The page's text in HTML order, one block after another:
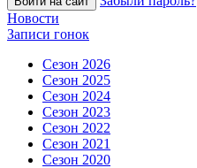
Новости
Записи гонок
Сезон 2026
Сезон 2025
Сезон 2024
Сезон 2023
Сезон 2022
Сезон 2021
Сезон 2020